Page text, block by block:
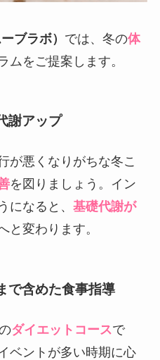
ブラボ） では、冬の体
ムをご提案します。
謝アップ
が悪くなりがちな冬こ
を図りましょう。イン
になると、 基礎代謝が
と変わります。
で含めた食事指導
ダイエットコースで
ベントが多い時期に心